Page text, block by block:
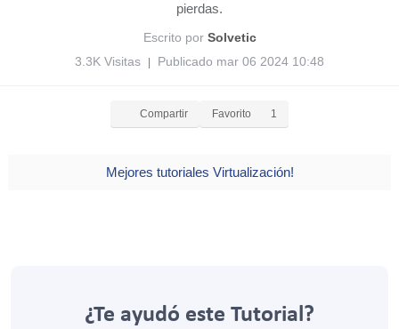
pierdas.
Escrito por Solvetic
3.3K Visitas
Publicado mar 06 2024 10:48
Compartir Favorito 1
Mejores tutoriales Virtualización!
¿Te ayudó este Tutorial?